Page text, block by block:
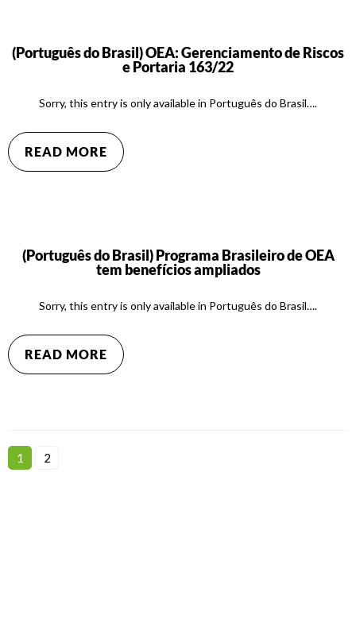
(Português do Brasil) OEA: Gerenciamento de Riscos
e Portaria 163/22
Sorry, this entry is only available in Português do Brasil….
READ MORE
(Português do Brasil) Programa Brasileiro de OEA
tem benefícios ampliados
Sorry, this entry is only available in Português do Brasil….
READ MORE
1 2